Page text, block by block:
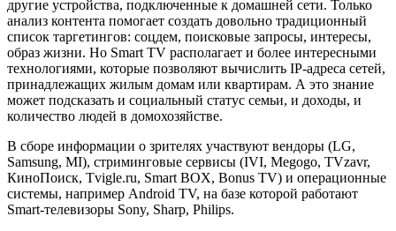
другие устройства, подключенные к домашней сети. Только
анализ контента помогает создать довольно традиционный
список таргетингов: соцдем, поисковые запросы, интересы,
образ жизни. Но Smart TV располагает и более интересными
технологиями, которые позволяют вычислить IP-адреса сетей,
принадлежащих жилым домам или квартирам. А это знание
может подсказать и социальный статус семьи, и доходы, и
количество людей в домохозяйстве.
В сборе информации о зрителях участвуют вендоры (LG,
Samsung, MI), стриминговые сервисы (IVI, Megogo, TVzavr,
КиноПоиск, Tvigle.ru, Smart BOX, Bonus TV) и операционные
системы, например Android TV, на базе которой работают
Smart-телевизоры Sony, Sharp, Philips.